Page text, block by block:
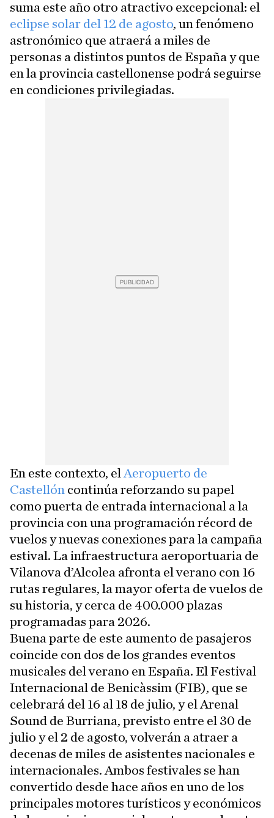
suma este año otro atractivo excepcional: el
eclipse solar del 12 de agosto, un fenómeno
astronómico que atraerá a miles de
personas a distintos puntos de España y que
en la provincia castellonense podrá seguirse
en condiciones privilegiadas.
En este contexto, el Aeropuerto de
Castellón continúa reforzando su papel
como puerta de entrada internacional a la
provincia con una programación récord de
vuelos y nuevas conexiones para la campaña
estival. La infraestructura aeroportuaria de
Vilanova d’Alcolea afronta el verano con 16
rutas regulares, la mayor oferta de vuelos de
su historia, y cerca de 400.000 plazas
programadas para 2026.
Buena parte de este aumento de pasajeros
coincide con dos de los grandes eventos
musicales del verano en España. El Festival
Internacional de Benicàssim (FIB), que se
celebrará del 16 al 18 de julio, y el Arenal
Sound de Burriana, previsto entre el 30 de
julio y el 2 de agosto, volverán a atraer a
decenas de miles de asistentes nacionales e
internacionales. Ambos festivales se han
convertido desde hace años en uno de los
principales motores turísticos y económicos